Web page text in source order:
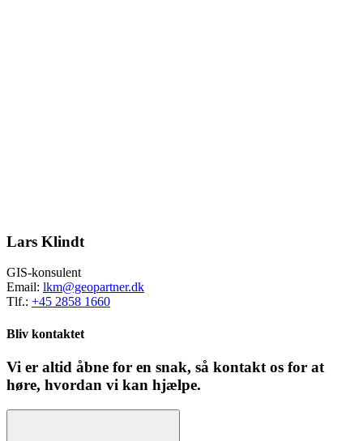
Lars Klindt
GIS-konsulent
Email: lkm@geopartner.dk
Tlf.: +45 2858 1660
Bliv kontaktet
Vi er altid åbne for en snak, så kontakt os for at
høre, hvordan vi kan hjælpe.